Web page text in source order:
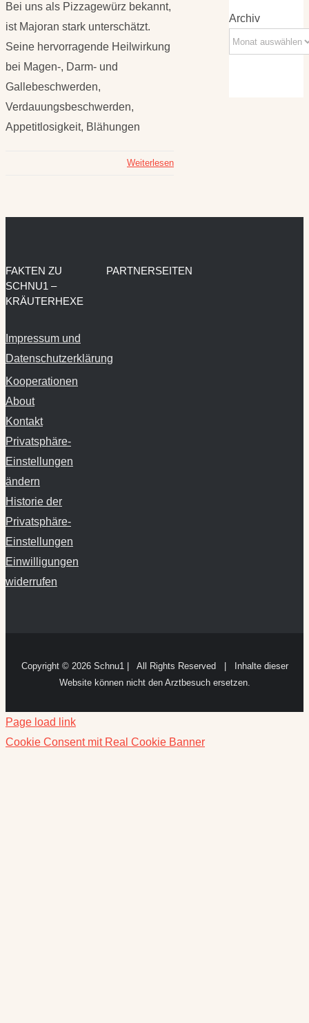
Bei uns als Pizzagewürz bekannt,
ist Majoran stark unterschätzt.
Seine hervorragende Heilwirkung
bei Magen-, Darm- und
Gallebeschwerden,
Verdauungsbeschwerden,
Appetitlosigkeit, Blähungen
Weiterlesen
Archiv
FAKTEN ZU
SCHNU1 –
KRÄUTERHEXE
Impressum und
Datenschutzerklärung
Kooperationen
About
Kontakt
Privatsphäre-
Einstellungen
ändern
Historie der
Privatsphäre-
Einstellungen
Einwilligungen
widerrufen
PARTNERSEITEN
Copyright © 2026 Schnu1 | All Rights Reserved | Inhalte dieser
Website können nicht den Arztbesuch ersetzen.
Page load link
Cookie Consent mit Real Cookie Banner